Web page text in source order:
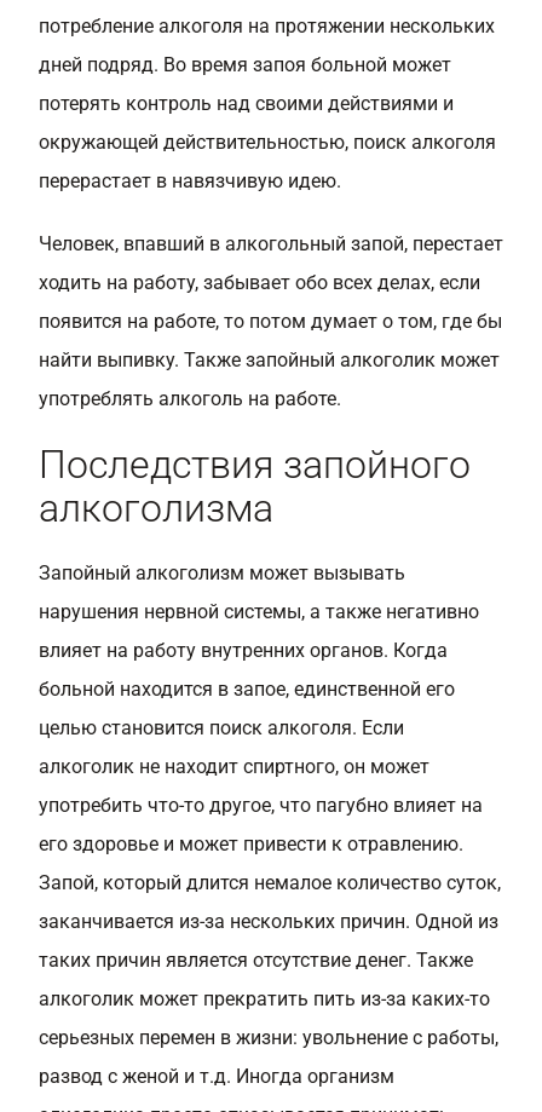
потребление алкоголя на протяжении нескольких
дней подряд. Во время запоя больной может
потерять контроль над своими действиями и
окружающей действительностью, поиск алкоголя
перерастает в навязчивую идею.
Человек, впавший в алкогольный запой, перестает
ходить на работу, забывает обо всех делах, если
появится на работе, то потом думает о том, где бы
найти выпивку. Также запойный алкоголик может
употреблять алкоголь на работе.
Последствия запойного
алкоголизма
Запойный алкоголизм может вызывать
нарушения нервной системы, а также негативно
влияет на работу внутренних органов. Когда
больной находится в запое, единственной его
целью становится поиск алкоголя. Если
алкоголик не находит спиртного, он может
употребить что-то другое, что пагубно влияет на
его здоровье и может привести к отравлению.
Запой, который длится немалое количество суток,
заканчивается из-за нескольких причин. Одной из
таких причин является отсутствие денег. Также
алкоголик может прекратить пить из-за каких-то
серьезных перемен в жизни: увольнение с работы,
развод с женой и т.д. Иногда организм